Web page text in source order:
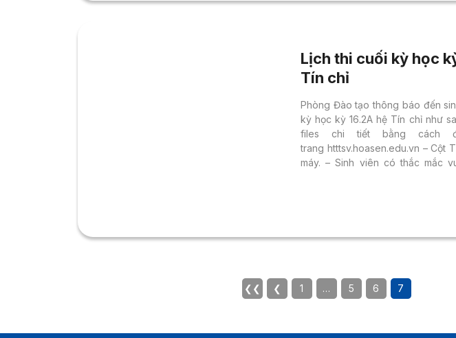
Lịch thi cuối kỳ học
Tín chỉ
Phòng Đào tạo thông báo đến
kỳ học kỳ 16.2A hệ Tín chỉ như
files chi tiết bằng cách
trang htttsv.hoasen.edu.vn – Cột
máy. – Sinh viên có thắc mắc
email:
dung chi tiết: 1. Lịch thi cuối kỳ
Hướng dẫn sinh viên đăng ký thi
❮❮ ❮ 1 … 5 6 7